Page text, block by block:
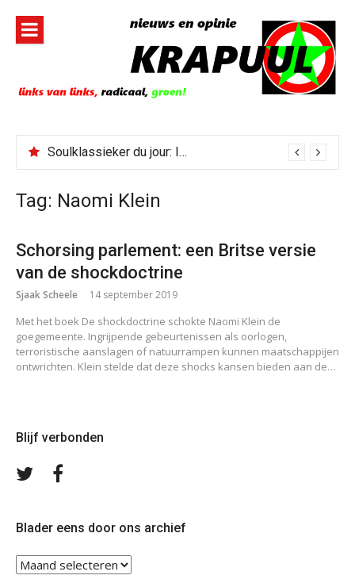
inhoud
Soulklassieker du jour: I Wish It Would Rain
Tag: Naomi Klein
Schorsing parlement: een Britse versie
van de shockdoctrine
Sjaak Scheele 14 september 2019
Met het boek De shockdoctrine schokte Naomi Klein de
goegemeente. Ingrijpende gebeurtenissen als oorlogen,
terroristische aanslagen of natuurrampen kunnen maatschappijen
ontwrichten. Klein stelde dat deze shocks kansen bieden aan de…
Blijf verbonden
Volg
Blader eens door ons archief
Blader